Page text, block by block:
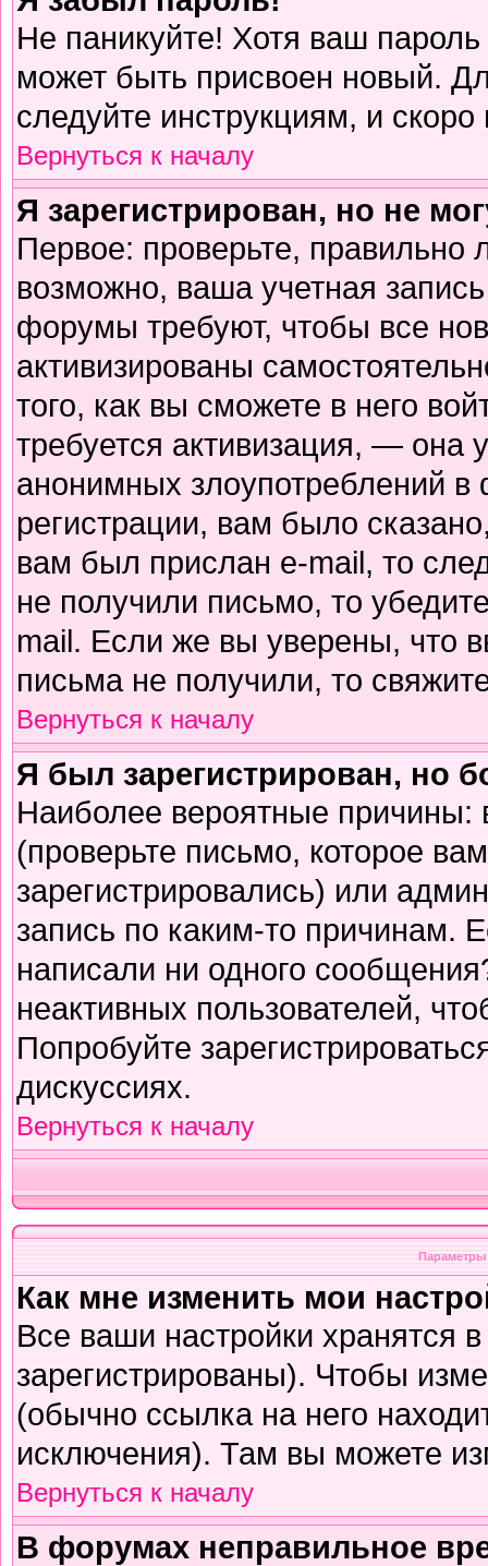
Не паникуйте! Хотя ваш
может быть присвоен новый.
следуйте инструкциям, и
Вернуться к началу
Я зарегистрирован, но не
Первое: проверьте,
возможно, ваша учетная
форумы требуют, чтобы все
активизированы
того, как вы сможете в него
требуется активизация, — она
анонимных злоупотреблений
регистрации, вам было
вам был прислан e-mail, то
не получили письмо, то
mail. Если же вы уверены, что
письма не получили, то
Вернуться к началу
Я был зарегистрирован, но
Наиболее вероятные причины:
(проверьте письмо, которое
зарегистрировались) или
запись по каким-то причинам.
написали ни одного
неактивных пользователей,
Попробуйте
дискуссиях.
Вернуться к началу
Параметры
Как мне изменить мои
Все ваши настройки хранятся
зарегистрированы). Чтобы
(обычно ссылка на него
исключения). Там вы можете
Вернуться к началу
В форумах неправильное